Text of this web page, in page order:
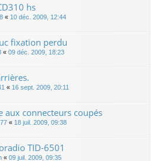
hs
« 10 déc. 2009, 12:44
fixation perdu
« 09 déc. 2009, 18:23
« 16 sept. 2009, 20:11
aux connecteurs coupés
« 18 juil. 2009, 09:38
TID-6501
« 09 juil. 2009, 09:35